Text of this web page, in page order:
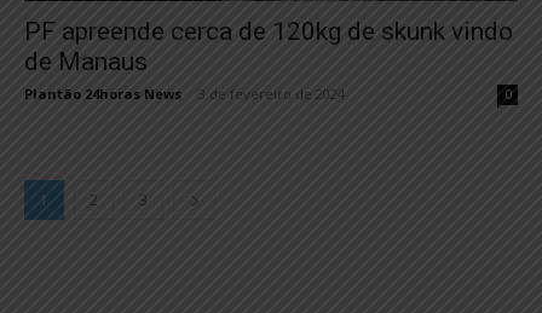
PF apreende cerca de 120kg de skunk vindo
de Manaus
Plantão 24horas News 3 de fevereiro de 2024 0
1 2 3